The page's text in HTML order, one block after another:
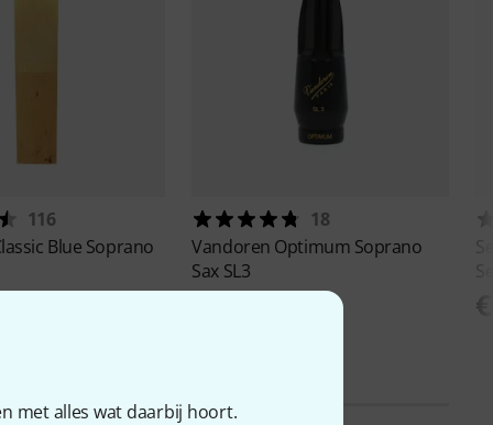
met alles wat daarbij hoort.
116
Blue Soprano
18
Vandoren Optimum Soprano
Sax SL3